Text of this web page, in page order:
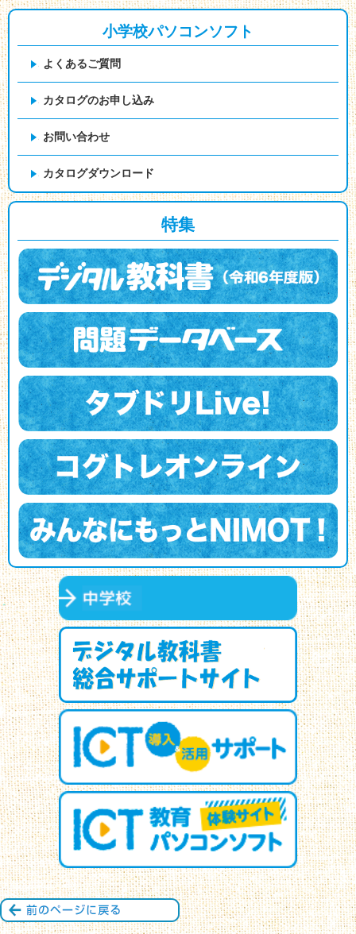
小学校パソコンソフト
よくあるご質問
カタログのお申し込み
お問い合わせ
カタログダウンロード
特集